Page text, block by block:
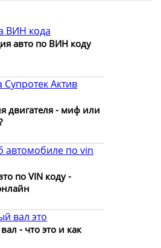
авто по ВИН коду
двигателя - миф или
по VIN коду -
- что это и как